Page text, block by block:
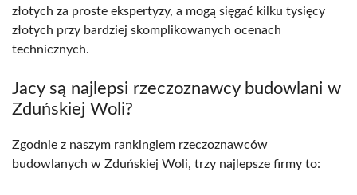
złotych za proste ekspertyzy, a mogą sięgać kilku tysięcy
złotych przy bardziej skomplikowanych ocenach
technicznych.
Jacy są najlepsi rzeczoznawcy budowlani w
Zduńskiej Woli?
Zgodnie z naszym rankingiem rzeczoznawców
budowlanych w Zduńskiej Woli, trzy najlepsze firmy to: